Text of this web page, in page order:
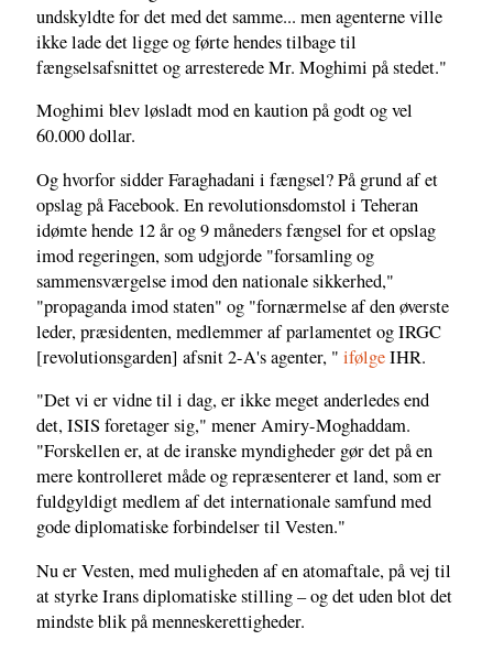
undskyldte for det med det samme... men agenterne ville
ikke lade det ligge og førte hendes tilbage til
fængselsafsnittet og arresterede Mr. Moghimi på stedet."
Moghimi blev løsladt mod en kaution på godt og vel
60.000 dollar.
Og hvorfor sidder Faraghadani i fængsel? På grund af et
opslag på Facebook. En revolutionsdomstol i Teheran
idømte hende 12 år og 9 måneders fængsel for et opslag
imod regeringen, som udgjorde "forsamling og
sammensværgelse imod den nationale sikkerhed,"
"propaganda imod staten" og "fornærmelse af den øverste
leder, præsidenten, medlemmer af parlamentet og IRGC
[revolutionsgarden] afsnit 2-A's agenter, " ifølgeIHR.
"Det vi er vidne til i dag, er ikke meget anderledes end
det, ISIS foretager sig," mener Amiry-Moghaddam.
"Forskellen er, at de iranske myndigheder gør det på en
mere kontrolleret måde og repræsenterer et land, som er
fuldgyldigt medlem af det internationale samfund med
gode diplomatiske forbindelser til Vesten."
Nu er Vesten, med muligheden af en atomaftale, på vej til
at styrke Irans diplomatiske stilling – og det uden blot det
mindste blik på menneskerettigheder.